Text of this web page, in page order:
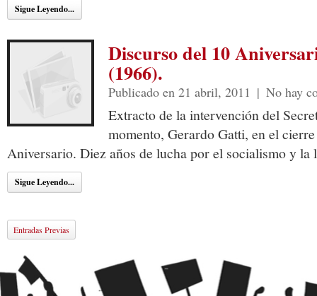
Sigue Leyendo...
Discurso del 10
(1966).
Publicado en 21 abril, 2011 | No hay
Extracto de la intervención del
momento, Gerardo Gatti, en el
Aniversario. Diez años de lucha por el socialismo y
Sigue Leyendo...
Entradas Previas